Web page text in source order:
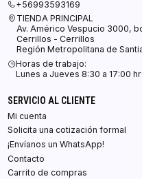
+56993593169
TIENDA PRINCIPAL
Av. Américo Vespucio 3000,
Cerrillos - Cerrillos
Región Metropolitana de
Horas de trabajo:
Lunes a Jueves 8:30 a 17:00
SERVICIO AL CLIENTE
Mi cuenta
Solicita una cotización formal
¡Envíanos un WhatsApp!
Contacto
Carrito de compras